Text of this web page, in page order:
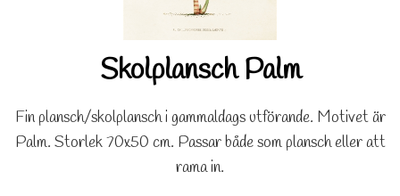
Skolplansch Palm
Fin plansch/skolplansch i gammaldags utförande. Motivet är
Palm. Storlek 70x50 cm. Passar både som plansch eller att
rama in.